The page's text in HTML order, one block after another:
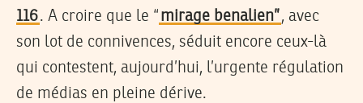
116. A croire que le “ mirage benalien”, avec
son lot de connivences, séduit encore ceux-là
qui contestent, aujourd’hui, l’urgente régulation
de médias en pleine dérive.